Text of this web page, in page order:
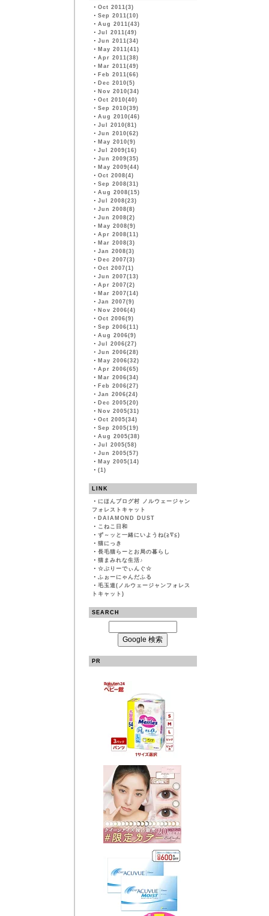
・ Oct 2011(3)
・ Sep 2011(10)
・ Aug 2011(43)
・ Jul 2011(49)
・ Jun 2011(34)
・ May 2011(41)
・ Apr 2011(38)
・ Mar 2011(49)
・ Feb 2011(66)
・ Dec 2010(5)
・ Nov 2010(34)
・ Oct 2010(40)
・ Sep 2010(39)
・ Aug 2010(46)
・ Jul 2010(81)
・ Jun 2010(62)
・ May 2010(9)
・ Jul 2009(16)
・ Jun 2009(35)
・ May 2009(44)
・ Oct 2008(4)
・ Sep 2008(31)
・ Aug 2008(15)
・ Jul 2008(23)
・ Jun 2008(8)
・ Jun 2008(2)
・ May 2008(9)
・ Apr 2008(11)
・ Mar 2008(3)
・ Jan 2008(3)
・ Dec 2007(3)
・ Oct 2007(1)
・ Jun 2007(13)
・ Apr 2007(2)
・ Mar 2007(14)
・ Jan 2007(9)
・ Nov 2006(4)
・ Oct 2006(9)
・ Sep 2006(11)
・ Aug 2006(9)
・ Jul 2006(27)
・ Jun 2006(28)
・ May 2006(32)
・ Apr 2006(65)
・ Mar 2006(34)
・ Feb 2006(27)
・ Jan 2006(24)
・ Dec 2005(20)
・ Nov 2005(31)
・ Oct 2005(34)
・ Sep 2005(19)
・ Aug 2005(38)
・ Jul 2005(58)
・ Jun 2005(57)
・ May 2005(14)
・ (1)
LINK
・ にほんブログ村 ノルウェージャン
フォレストキャット
・ DAIAMOND DUST
・ こねこ日和
・ ず～ッと一緒にいようね(≧∇≦)
・ 猫にっき
・ 長毛猫らーとお局の暮らし
・ 猫まみれな生活♪
・ ☆ぶりーでぃんぐ☆
・ ふぉーにゃんだふる
・ 毛玉道(ノルウェージャンフォレス
トキャット)
SEARCH
PR